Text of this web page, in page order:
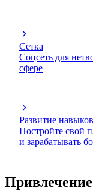
Сетка
Соцсеть для
сфере
Развитие
Постройте свой
и зарабатывать